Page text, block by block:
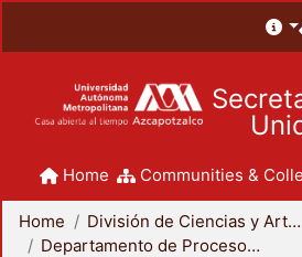
Home Communities &
Home
División de Ciencias y Artes para el Diseño
Departamento de Procesos y Técnicas de Realización